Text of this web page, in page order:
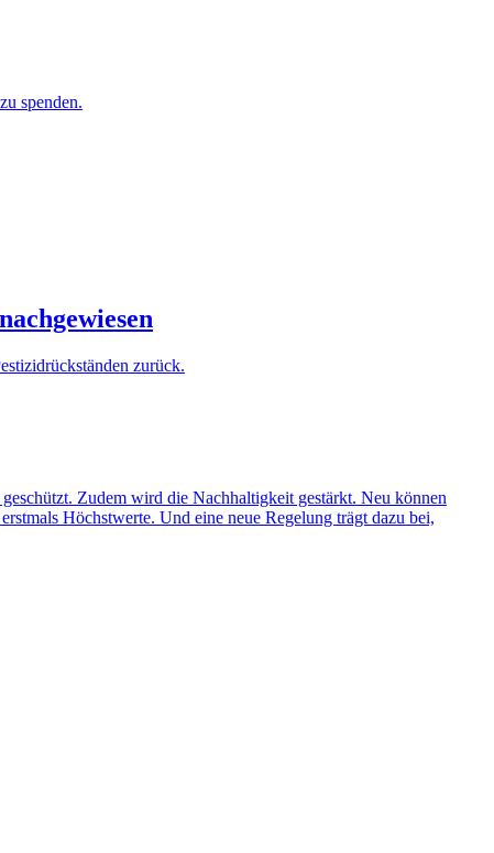
spenden.
zurück.
Zudem wird die Nachhaltigkeit gestärkt. Neu können
Höchstwerte. Und eine neue Regelung trägt dazu bei,